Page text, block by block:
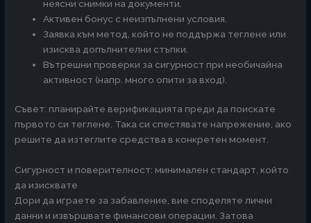
неясни снимки на документи.
Активен бонус с неизпълнени условия.
Заявка към метод, който не поддържа теглене или
изисква допълнителни стъпки.
Вътрешни проверки за сигурност при необичайна
активност (напр. много опити за вход).
Съвет: планирайте верификацията преди да поискате
първото си теглене. Така си спестявате напрежение, ако
решите да изтеглите средства в конкретен момент.
Сигурност и поверителност: минимален стандарт, който
да изисквате
Дори да играете за забавление, вие споделяте лични
данни и извършвате финансови операции. Затова